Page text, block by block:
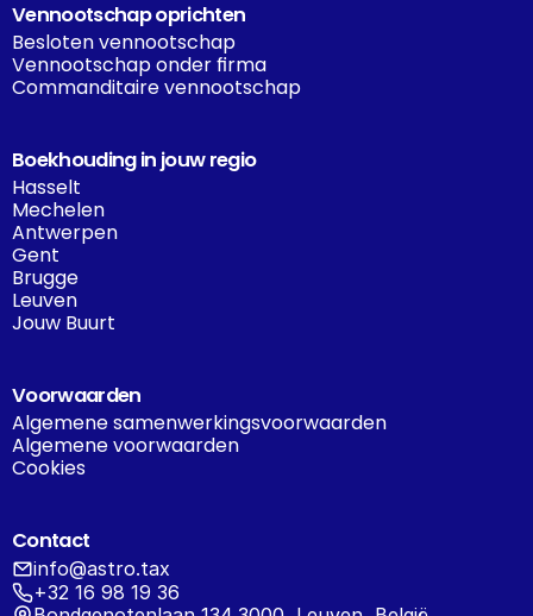
Vennootschap oprichten
Besloten vennootschap
Vennootschap onder firma
Commanditaire vennootschap
Boekhouding in jouw regio
Hasselt
Mechelen
Antwerpen
Gent
Brugge
Leuven
Jouw Buurt
Voorwaarden
Algemene samenwerkingsvoorwaarden
Algemene voorwaarden
Cookies
Contact
info@astro.tax
+32 16 98 19 36